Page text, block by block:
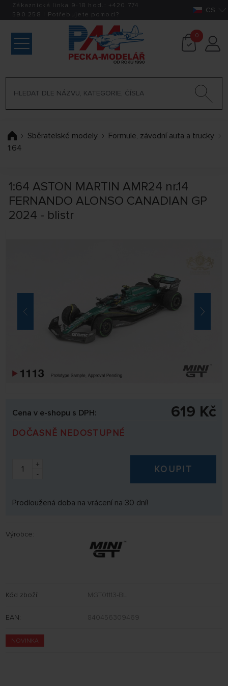
Zákaznická linka 9-18 hod.: +420 774
590 258 | Potřebujete pomoci? CS
0
Sběratelské modely
Formule, závodní auta a trucky
1:64
1:64 ASTON MARTIN AMR24 nr.14
FERNANDO ALONSO CANADIAN GP
2024 - blistr
Cena v e-shopu s DPH: 619 Kč
DOČASNĚ NEDOSTUPNÉ
+
-
KOUPIT
Prodloužená doba na vrácení na 30 dní!
Výrobce:
Kód zboží: MGT01113-BL
EAN: 840456309469
NOVINKA